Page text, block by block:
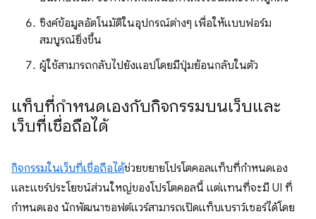
ซิงค์ข้อมูลอัตโนมัติในอุปกรณ์ต่างๆ เพื่อให้แบบฟอร์ม
สมบูรณ์ยิ่งขึ้น
ผู้ใช้สามารถกลับไปยังแอปโดยมีปุ่มย้อนกลับในตัว
แท็บที่กำหนดเองกับกิจกรรมบนเว็บและ
เว็บที่เชื่อถือได้
กิจกรรมในเว็บที่เชื่อถือได้ช่วยขยายโปรโตคอลแท็บที่กำหนดเอง
และแชร์ประโยชน์ส่วนใหญ่ของโปรโตคอลนี้ แต่แทนที่จะมี UI ที่
กำหนดเอง นักพัฒนาซอฟต์แวร์สามารถเปิดแท็บเบราว์เซอร์ได้โดย